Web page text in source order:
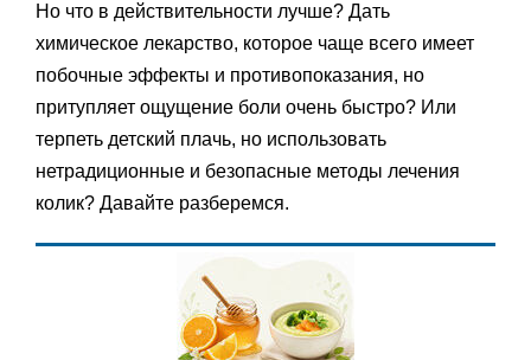
Но что в действительности лучше? Дать
химическое лекарство, которое чаще всего имеет
побочные эффекты и противопоказания, но
притупляет ощущение боли очень быстро? Или
терпеть детский плачь, но использовать
нетрадиционные и безопасные методы лечения
колик? Давайте разберемся.